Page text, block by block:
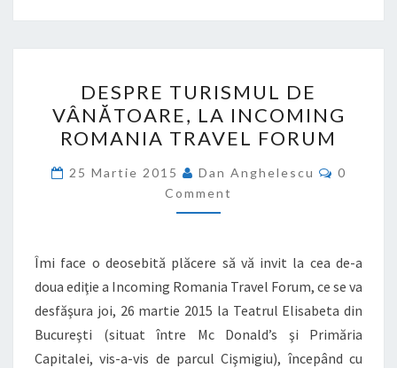
TURISMUL
DE
VÂNĂTOARE,
LA
INCOMING
ROMANIA
FORUM
DESPRE TURISMUL DE
VÂNĂTOARE, LA INCOMING
ROMANIA TRAVEL FORUM
25 Martie 2015 Dan Anghelescu
0
Comment
Îmi face o deosebită plăcere să vă invit la cea de-a
doua ediţie a Incoming Romania Travel Forum, ce se va
desfăşura joi, 26 martie 2015 la Teatrul Elisabeta din
Bucureşti (situat între Mc Donald’s şi Primăria
Capitalei, vis-a-vis de parcul Cişmigiu), începând cu